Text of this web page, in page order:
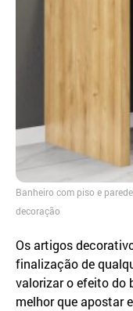
Banheiro com piso e
decoração
Os artigos
finalização de
valorizar o efeito do
melhor que apostar